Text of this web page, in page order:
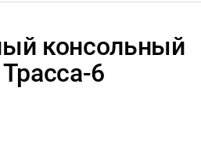
консольный
6